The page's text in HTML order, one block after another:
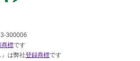
300006
商標です
』は弊社登録商標です